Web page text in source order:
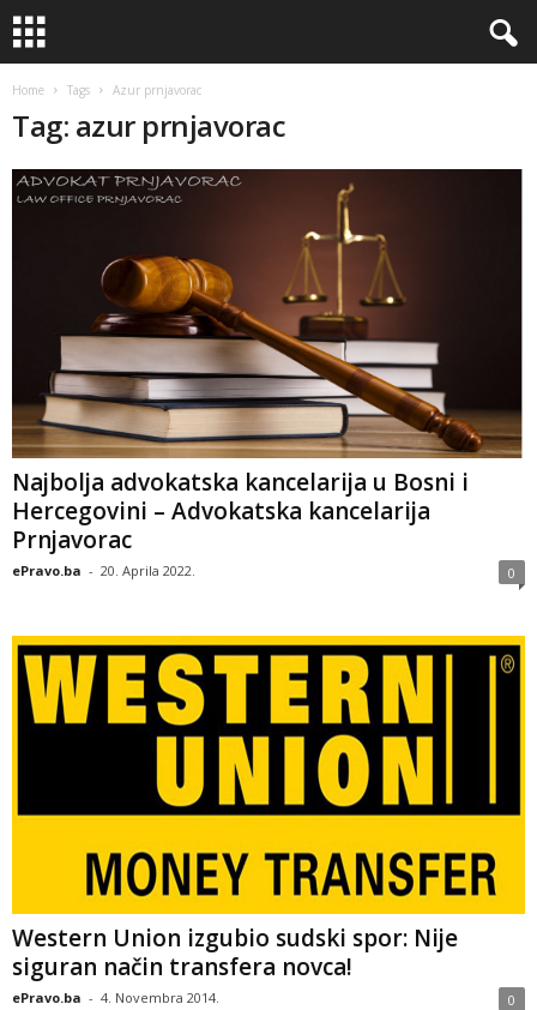
Home Tags Azur prnjavorac
Tag: azur prnjavorac
Najbolja advokatska kancelarija u Bosni i
Hercegovini – Advokatska kancelarija
Prnjavorac
ePravo.ba - 20. Aprila 2022. 0
Western Union izgubio sudski spor: Nije
siguran način transfera novca!
ePravo.ba - 4. Novembra 2014. 0